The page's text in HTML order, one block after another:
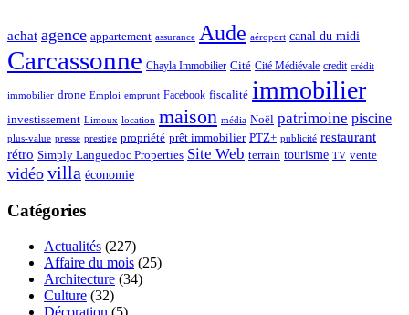
achat agence appartement assurance Aude aéroport canal du midi
Carcassonne Chayla Immobilier Cité Cité Médiévale credit crédit
immobilier drone Emploi emprunt Facebook fiscalité immobilier
investissement Limoux location maison média Noël patrimoine piscine
plus-value presse prestige propriété prêt immobilier PTZ+ publicité restaurant
rétro Simply Languedoc Properties Site Web terrain tourisme TV vente
vidéo villa économie
Catégories
Actualités (227)
Affaire du mois (25)
Architecture (34)
Culture (32)
Décoration (5)